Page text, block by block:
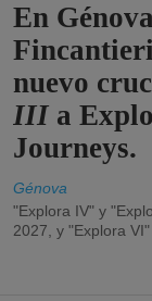
En
nuevo
III a
Journeys.
Génova
"Explora IV" y
2027, y "Explora